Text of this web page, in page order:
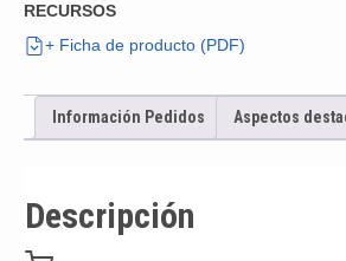
RECURSOS
+ Ficha de producto (PDF)
Información Pedidos Aspectos
Descripción